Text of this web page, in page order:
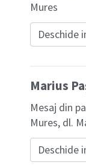
Mures
Deschide
Marius
Mesaj din
Mures, dl.
Deschide